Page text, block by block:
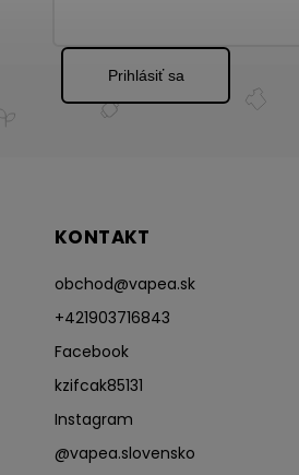
KONTAKT
obchod@vapea.sk
+421903716843
Facebook
kzifcak85131
Instagram
@vapea.slovensko
Prihlásiť sa